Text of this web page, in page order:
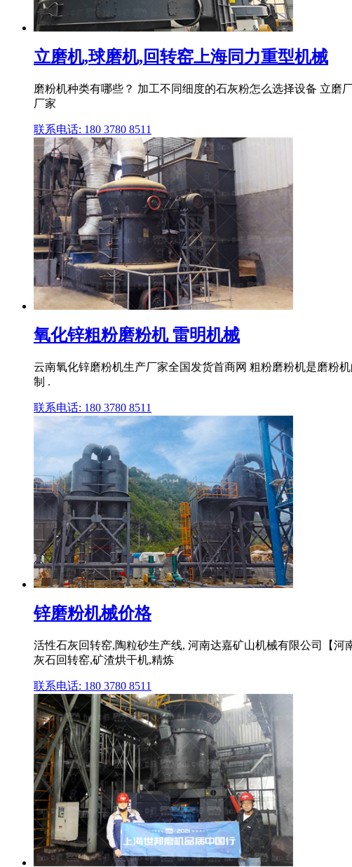
立磨机,球磨机,回转窑上海同力重型机械
磨粉机种类有哪些？ 加工不同细度的石灰粉怎么选择设备 立
厂家
联系电话: 180 3780 8511
氧化锌粗粉磨粉机 雷明机械
云南氧化锌磨粉机生产厂家全国发货首商网 粗粉磨粉机是磨粉
制 .
联系电话: 180 3780 8511
锌磨粉机械价格
活性石灰回转窑,陶粒砂生产线, 河南达嘉矿山机械有限公司【
灰石回转窑,矿渣烘干机,精炼
联系电话: 180 3780 8511